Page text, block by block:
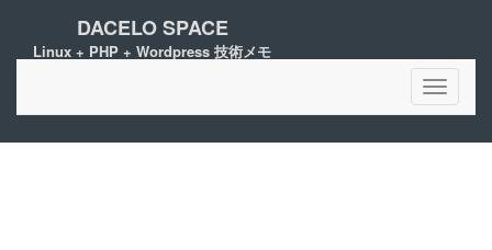
DACELO SPACE
Linux + PHP + Wordpress 技術メモ